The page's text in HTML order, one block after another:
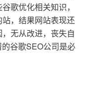
歌优化相关知识，
，结果网站表现还
无从改进，丧失自
谷歌SEO公司是必